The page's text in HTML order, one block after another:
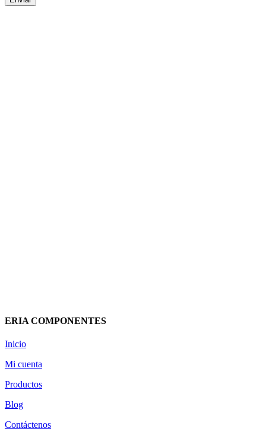
ERIA COMPONENTES
Inicio
Mi cuenta
Productos
Blog
Contáctenos